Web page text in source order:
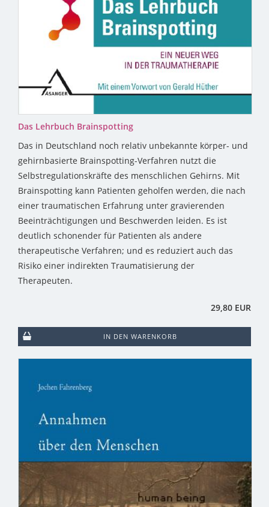
Das Lehrbuch Brainspotting
Das in Deutschland noch relativ unbekannte körper- und
gehirnbasierte Brainspotting-Verfahren nutzt die
Selbstregulationskräfte des menschlichen Gehirns. Mit
Brainspotting kann Patienten geholfen werden, die nach
einer traumatischen Erfahrung unter gravierenden
Beeinträchtigungen und Beschwerden leiden. Es ist
deutlich schonender für Patienten als andere
therapeutische Verfahren; und es reduziert auch das
Risiko einer indirekten Traumatisierung der
Therapeuten.
29,80 EUR
IN DEN WARENKORB